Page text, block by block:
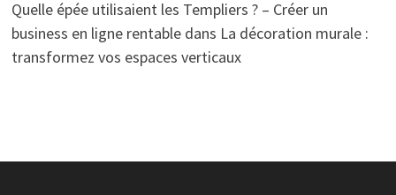
Quelle épée utilisaient les Templiers ? – Créer un
business en ligne rentabledans La décoration murale :
transformez vos espaces verticaux